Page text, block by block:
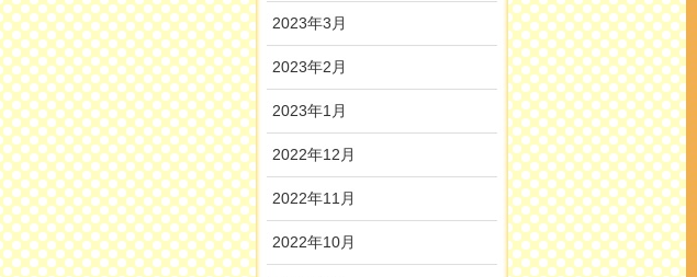
2023年3月
2023年2月
2023年1月
2022年12月
2022年11月
2022年10月